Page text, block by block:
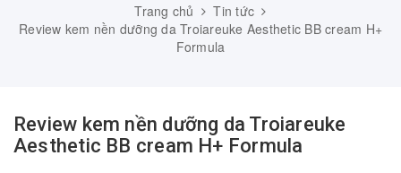
Trang chủ
Tin tức
Review kem nền dưỡng da Troiareuke Aesthetic BB cream H+
Formula
Review kem nền dưỡng da Troiareuke
Aesthetic BB cream H+ Formula